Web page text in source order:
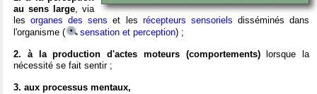
au sens large, via
lesorganes des sens et les récepteurs sensoriels disséminés dans
l'organisme (
sensation et perception) ;
2. à la production d'actes moteurs (comportements)lorsque la
nécessité se fait sentir ;
3. aux processus mentaux,